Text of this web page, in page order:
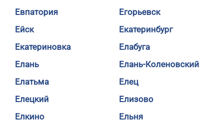
Евпатория
Егорьевск
Ейск
Екатеринбург
Екатериновка
Елабуга
Елань
Елань-Коленовский
Елатьма
Елец
Елецкий
Елизово
Елкино
Ельня